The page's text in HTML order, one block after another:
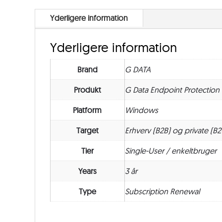
Yderligere information
Yderligere information
Brand G DATA
Produkt G Data Endpoint Protection
Platform Windows
Target Erhverv (B2B) og private
Tier Single-User / enkeltbruger
Years 3 år
Type Subscription Renewal